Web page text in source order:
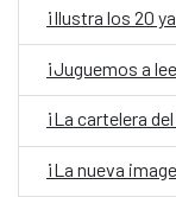
¡Ilustra los 20
¡Juguemos a
¡La cartelera